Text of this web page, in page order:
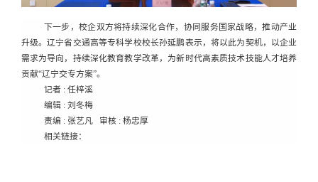
下一步，校企双方将持续深化合作，协同服务国家战略，推动产业
升级。辽宁省交通高等专科学校校长孙延鹏表示，将以此为契机，以企业
需求为导向，持续深化教育教学改革，为新时代高素质技术技能人才培养
贡献“辽宁交专方案”。
记者 : 任梓溪
编辑 : 刘冬梅
责编 : 张艺凡 审核 : 杨忠厚
相关链接：